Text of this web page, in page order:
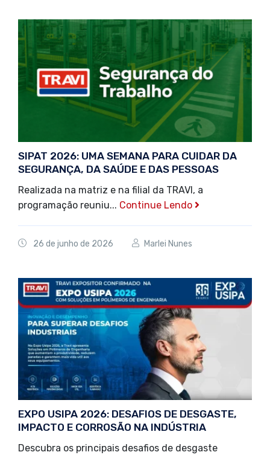
SIPAT 2026: UMA SEMANA PARA CUIDAR DA
SEGURANÇA, DA SAÚDE E DAS PESSOAS
Realizada na matriz e na filial da TRAVI, a
programação reuniu... Continue Lendo
26 de junho de 2026 Marlei Nunes
EXPO USIPA 2026: DESAFIOS DE DESGASTE,
IMPACTO E CORROSÃO NA INDÚSTRIA
Descubra os principais desafios de desgaste